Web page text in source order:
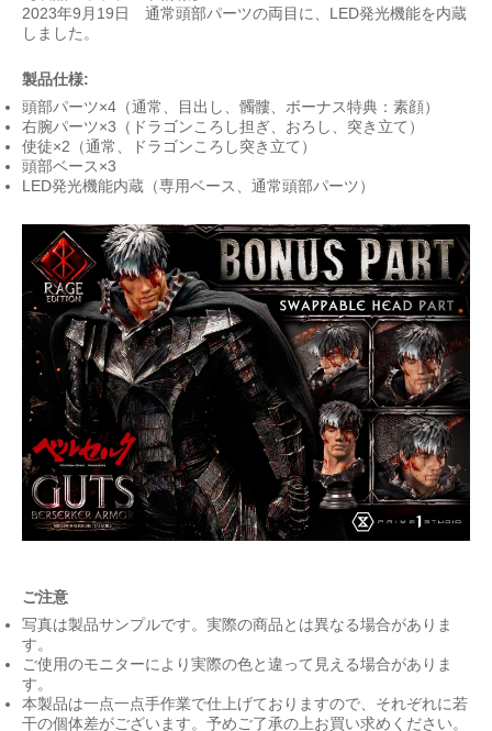
2023年9月19日 通常頭部パーツの両目に、LED発光機能を内蔵
しました。
製品仕様:
頭部パーツ×4（通常、目出し、髑髏、ボーナス特典：素顔）
右腕パーツ×3（ドラゴンころし担ぎ、おろし、突き立て）
使徒×2（通常、ドラゴンころし突き立て）
頭部ベース×3
LED発光機能内蔵（専用ベース、通常頭部パーツ）
ご注意
写真は製品サンプルです。実際の商品とは異なる場合がありま
す。
ご使用のモニターにより実際の色と違って見える場合がありま
す。
本製品は一点一点手作業で仕上げておりますので、それぞれに若
干の個体差がございます。予めご了承の上お買い求めください。